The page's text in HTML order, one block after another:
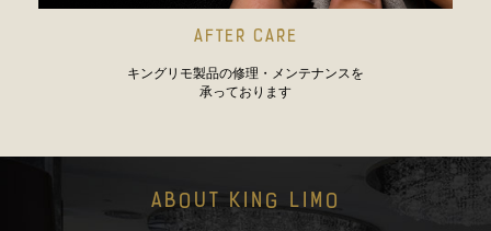
AFTER CARE
キングリモ製品の修理・メンテナンスを
承っております
ABOUT KING LIMO